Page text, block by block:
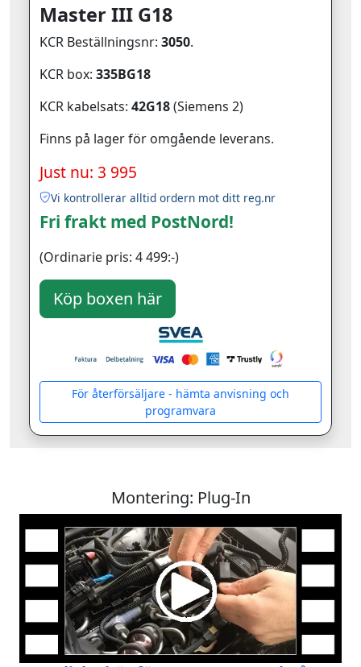
Master III G18
KCR Beställningsnr: 3050.
KCR box: 335BG18
KCR kabelsats: 42G18(Siemens 2)
Finns på lager för omgående leverans.
Just nu: 3 995
Vi kontrollerar alltid ordern mot ditt reg.nr
Fri frakt med PostNord!
(Ordinarie pris: 4 499:-)
För återförsäljare - hämta anvisning och
programvara
Montering: Plug-In